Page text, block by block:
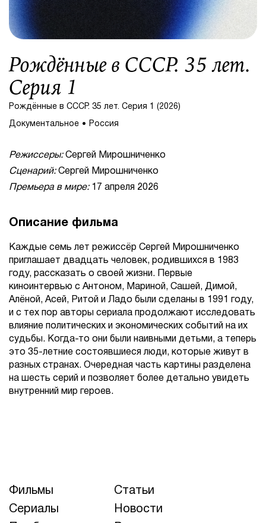
Рождённые в СССР. 35 лет.
Серия 1
Рождённые в СССР. 35 лет. Серия 1 (2026)
Документальное Россия
Режиссеры:Сергей Мирошниченко
Сценарий:Сергей Мирошниченко
Премьера в мире:17 апреля 2026
Описание фильма
Каждые семь лет режиссёр Сергей Мирошниченко
приглашает двадцать человек, родившихся в 1983
году, рассказать о своей жизни. Первые
киноинтервью с Антоном, Мариной, Сашей, Димой,
Алёной, Асей, Ритой и Ладо были сделаны в 1991 году,
и с тех пор авторы сериала продолжают исследовать
влияние политических и экономических событий на их
судьбы. Когда-то они были наивными детьми, а теперь
это 35-летние состоявшиеся люди, которые живут в
разных странах. Очередная часть картины разделена
на шесть серий и позволяет более детально увидеть
внутренний мир героев.
Фильмы
Статьи
Сериалы
Новости